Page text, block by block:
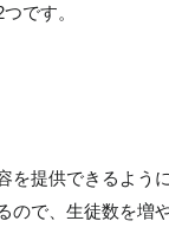
です。
提供できるよう
ので、生徒数を増